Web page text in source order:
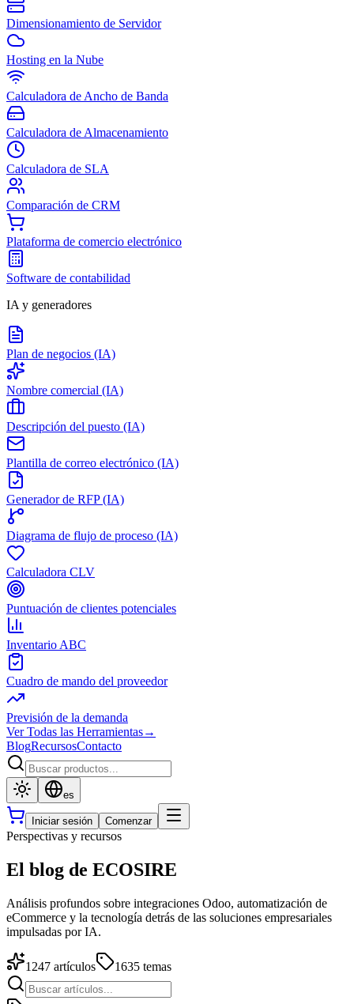
Dimensionamiento de Servidor
Hosting en la Nube
Calculadora de Ancho de Banda
Calculadora de Almacenamiento
Calculadora de SLA
Comparación de CRM
Plataforma de comercio electrónico
Software de contabilidad
IA y generadores
Plan de negocios (IA)
Nombre comercial (IA)
Descripción del puesto (IA)
Plantilla de correo electrónico (IA)
Generador de RFP (IA)
Diagrama de flujo de proceso (IA)
Calculadora CLV
Puntuación de clientes potenciales
Inventario ABC
Cuadro de mando del proveedor
Previsión de la demanda
Ver Todas las Herramientas→
BlogRecursosContacto
es
Iniciar sesión Comenzar
Perspectivas y recursos
El blog de ECOSIRE
Análisis profundos sobre integraciones Odoo, automatización de
eCommerce y la tecnología detrás de las soluciones empresariales
impulsadas por IA.
1247 artículos 1635 temas